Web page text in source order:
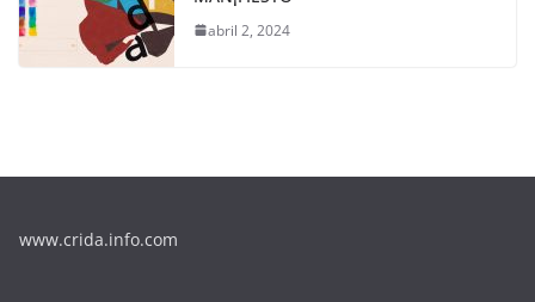
abril 2, 2024
www.crida.info.com